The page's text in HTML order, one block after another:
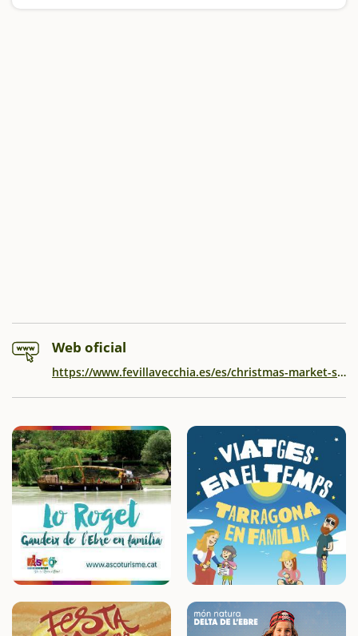
Web oficial
https://www.fevillavecchia.es/es/christmas-market-solidario_33661